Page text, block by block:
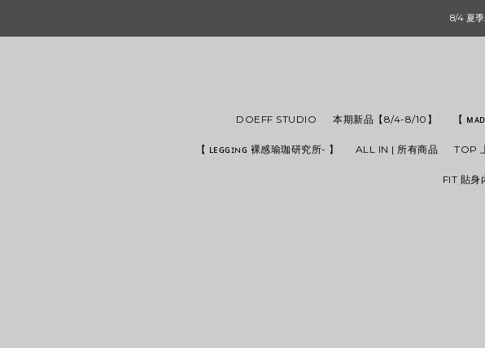
單筆滿8/4 夏季
DOEFF STUDIO 本期新品【8/4-8/10】 【
【 ʟᴇɢɢɪɴɢ 裸感瑜珈研究所- 】 ALL IN | 所有商品 TOP
FIT 貼身